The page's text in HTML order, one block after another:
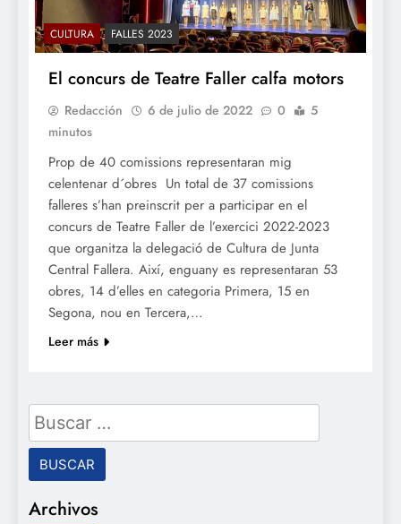
CULTURA FALLES 2023
El concurs de Teatre Faller calfa motors
Redacción 6 de julio de 2022 0
5
minutos
Prop de 40 comissions representaran mig
celentenar d´obres Un total de 37 comissions
falleres s’han preinscrit per a participar en el
concurs de Teatre Faller de l’exercici 2022-2023
que organitza la delegació de Cultura de Junta
Central Fallera. Així, enguany es representaran 53
obres, 14 d’elles en categoria Primera, 15 en
Segona, nou en Tercera,…
Leer más
Buscar:
Archivos